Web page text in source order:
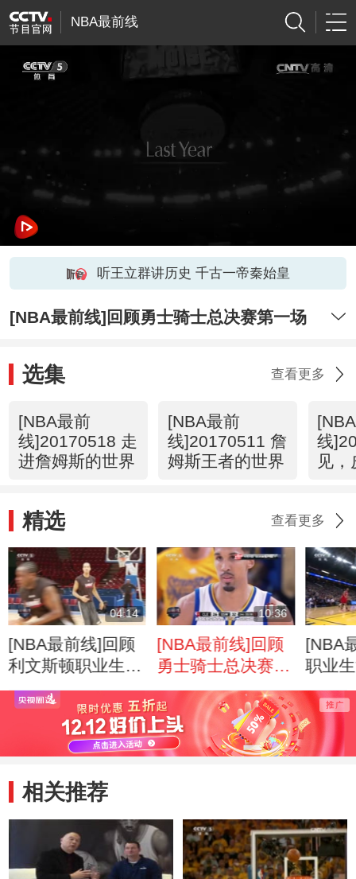
NBA最前线
听王立群讲历史 千古一帝秦始皇
[NBA最前线]回顾勇士骑士总决赛第一场
选集 查看更多
[NBA最前
线]20170518 走
进詹姆斯的世界
[NBA最前
线]20170511 詹
姆斯王者的世界
线
见
精选 查看更多
04:14
[NBA最前线]回顾
利文斯顿职业生涯
之路
10:36
[NBA最前线]回顾
勇士骑士总决赛第
一场
[NBA
职业
相关推荐